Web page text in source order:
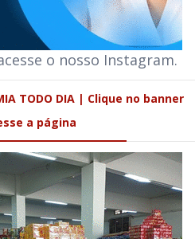
o nosso Instagram.
TODO DIA | Clique no banner
a página